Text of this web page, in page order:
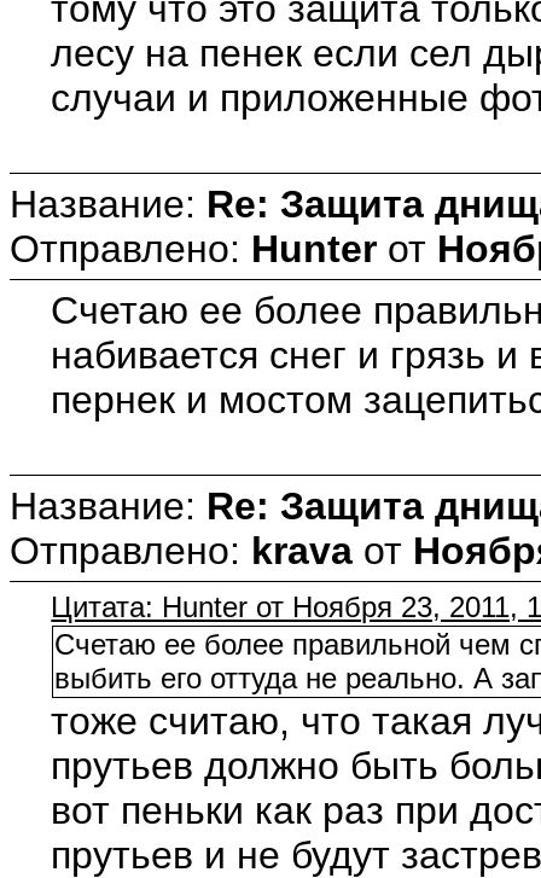
лесу на пенек если сел
случаи и приложенные
Название: Re: Защита
Отправлено: Hunter от
Счетаю ее более
набивается снег и грязь
пернек и мостом
Название: Re: Защита
Отправлено: krava от
Цитата: Hunter от Ноября 23, 2011,
Счетаю ее более правильной чем
выбить его оттуда не реально. А
тоже считаю, что такая
прутьев должно быть
вот пеньки как раз при
прутьев и не будут